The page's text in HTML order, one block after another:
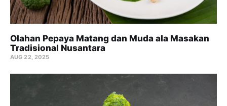
Olahan Pepaya Matang dan Muda ala Masakan
Tradisional Nusantara
AUG 22, 2025